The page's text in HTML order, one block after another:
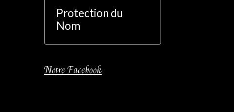
Protection du
Nom
Notre Facebook